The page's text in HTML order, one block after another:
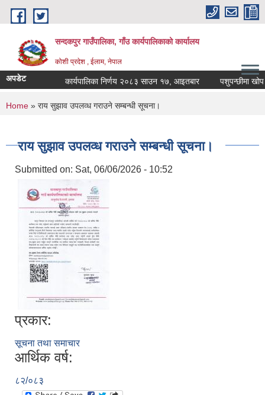
Skip to main content
सन्दकपुर गाउँपालिका, गाँउ कार्यपालिकाको कार्यालय
कोशी प्रदेश , ईलाम, नेपाल
अपडेट कार्यपालिका निर्णय २०८३ साउन १७, आइतबार पशुपन्छीमा खोप
You are here
Home » राय सुझाव उपलव्ध गराउने सम्बन्धी सूचना।
राय सुझाव उपलव्ध गराउने सम्बन्धी सूचना।
Submitted on: Sat, 06/06/2026 - 10:52
प्रकार:
सूचना तथा समाचार
आर्थिक वर्ष:
८२/०८३